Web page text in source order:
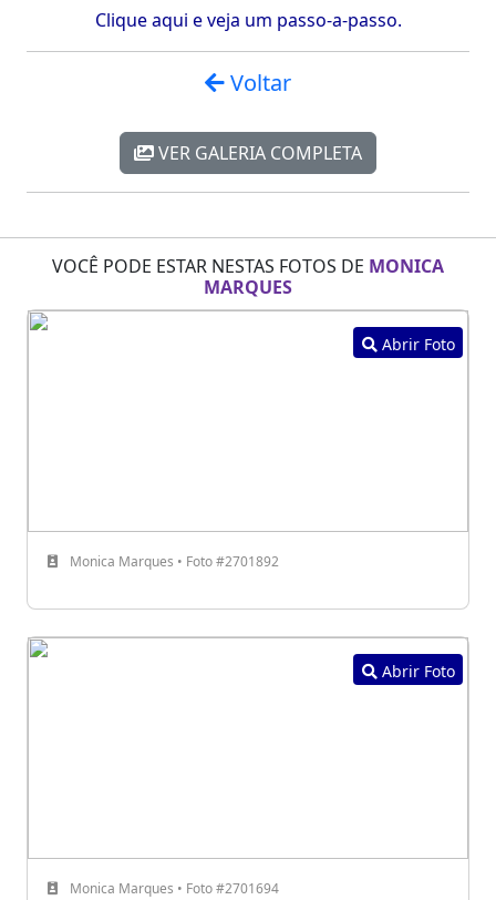
Clique aqui e veja um passo-a-passo.
Voltar
VER GALERIA COMPLETA
VOCÊ PODE ESTAR NESTAS FOTOS DE MONICA
MARQUES
Abrir Foto
Monica Marques • Foto #2701892
Abrir Foto
Monica Marques • Foto #2701694